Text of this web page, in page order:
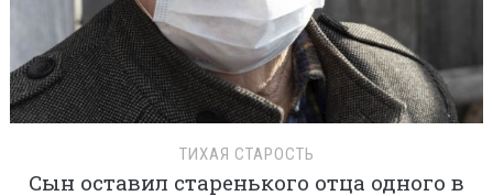
ТИХАЯ СТАРОСТЬ
Сын оставил старенького отца одного в